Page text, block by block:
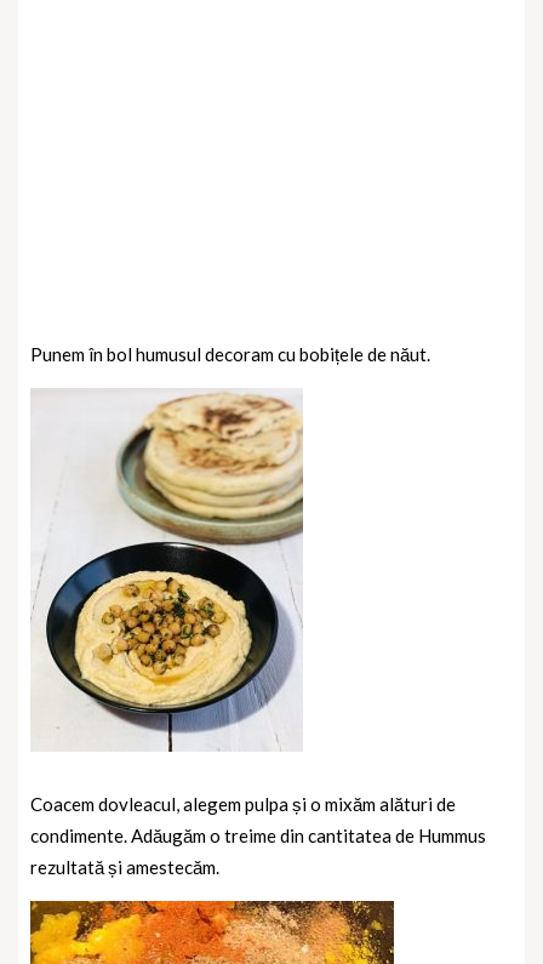
Punem în bol humusul decoram cu bobițele de năut.
Coacem dovleacul, alegem pulpa și o mixăm alături de
condimente. Adăugăm o treime din cantitatea de Hummus
rezultată și amestecăm.